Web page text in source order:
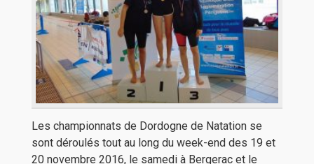
Les championnats de Dordogne de Natation se
sont déroulés tout au long du week-end des 19 et
20 novembre 2016, le samedi à Bergerac et le